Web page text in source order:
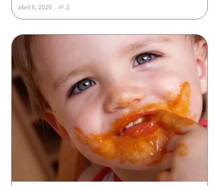
abril 6, 2020 2